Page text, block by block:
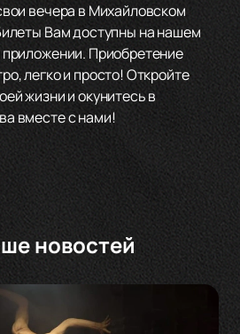
вечера в Михайловском
Вам доступны на нашем
Приобретение
легко и просто! Откройте
жизни и окунитесь в
вместе с нами!
новостей